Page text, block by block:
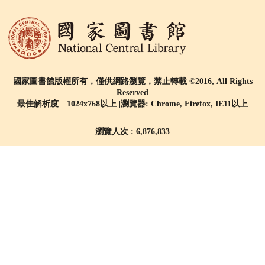
國家圖書館版權所有，僅供網路瀏覽，禁止轉載 ©2016, All Rights
Reserved
最佳解析度 1024x768以上 |瀏覽器: Chrome, Firefox, IE11以上
瀏覽人次 : 6,876,833